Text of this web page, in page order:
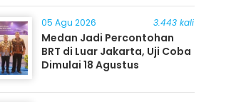
05 Agu 2026 3.443 kali
Medan Jadi Percontohan
BRT di Luar Jakarta, Uji Coba
Dimulai 18 Agustus